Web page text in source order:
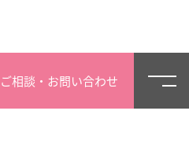
ご相談・お問い合わせ